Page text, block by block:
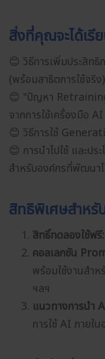
สิ่งที่คุณจะได้เรี
😊 วิธีการเพิ่มประสิท
(พร้อมสาธิตการใช้จริง)
😊 "ปัญหา
จากการใช้เครื่องมือ
😊 วิธีการใช้
😊 การนำไปใช้ และปร
สำหรับองค์กรที่พัฒนา
สิทธิพิเศษสำหรั
สิทธิ์ทดลองใช้ฟรี:
คอลเลกชัน
พร้อมใช้งานสำห
ฯลฯ
แนวทางการนำ
การใช้ AI ภายใ